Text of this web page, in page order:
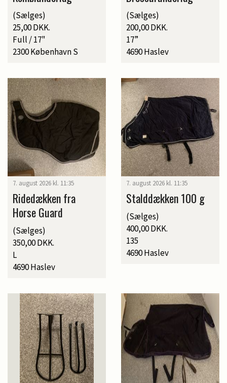
(Sælges)
25,00 DKK.
Full / 17"
2300 København S
(Sælges)
200,00 DKK.
17”
4690 Haslev
7. august 2026 kl. 11:35
Ridedækken fra
Horse Guard
(Sælges)
350,00 DKK.
L
4690 Haslev
7. august 2026 kl. 11:35
Stalddækken 100 g
(Sælges)
400,00 DKK.
135
4690 Haslev